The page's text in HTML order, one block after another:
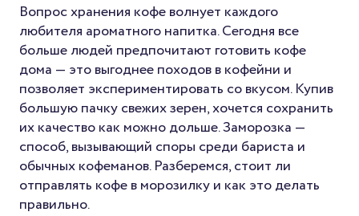
Вопрос хранения кофе волнует каждого
любителя ароматного напитка. Сегодня все
больше людей предпочитают готовить кофе
дома — это выгоднее походов в кофейни и
позволяет экспериментировать со вкусом. Купив
большую пачку свежих зерен, хочется сохранить
их качество как можно дольше. Заморозка —
способ, вызывающий споры среди бариста и
обычных кофеманов. Разберемся, стоит ли
отправлять кофе в морозилку и как это делать
правильно.